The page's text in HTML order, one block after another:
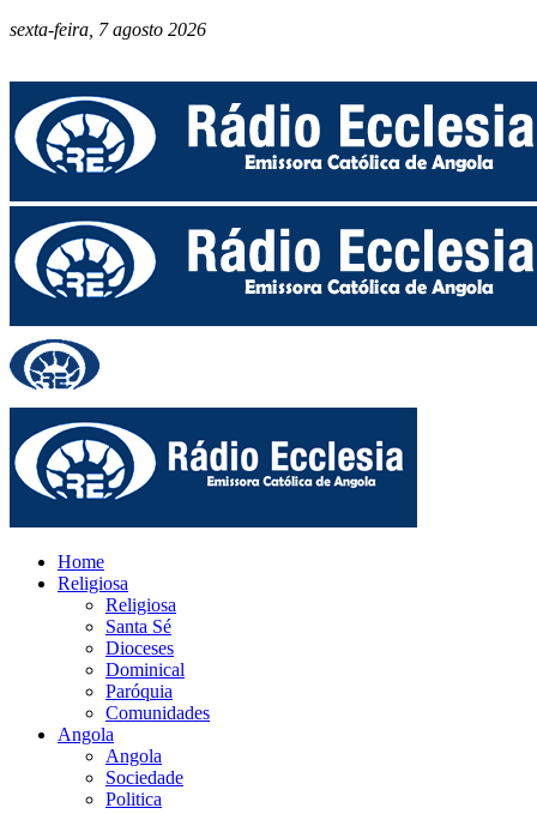
sexta-feira, 7 agosto 2026
Home
Religiosa
Religiosa
Santa Sé
Dioceses
Dominical
Paróquia
Comunidades
Angola
Angola
Sociedade
Politica